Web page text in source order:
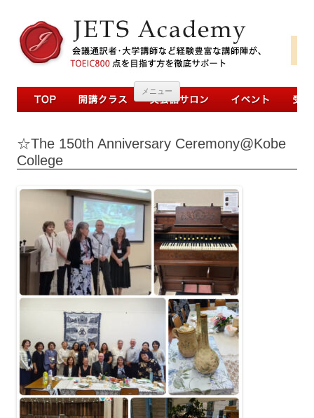
メニュー コンテンツへ移動
☆The 150th Anniversary Ceremony@Kobe
College